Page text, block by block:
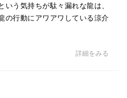
いう気持ちが駄々漏れな龍は、
の行動にアワアワしている涼介
詳細をみる